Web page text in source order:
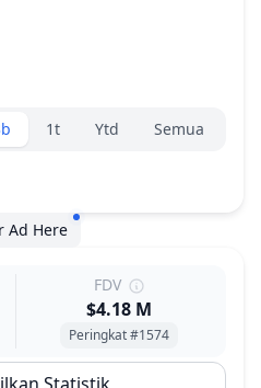
1t Ytd Semua
Ad Here
FDV
$4.18 M
Peringkat #1574